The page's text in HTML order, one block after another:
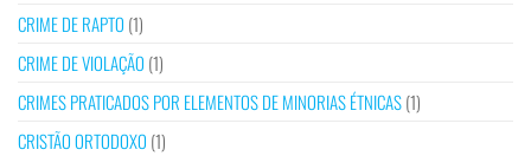
CRIME DE RAPTO (1)
CRIME DE VIOLAÇÃO (1)
CRIMES PRATICADOS POR ELEMENTOS DE MINORIAS ÉTNICAS(1)
CRISTÃO ORTODOXO (1)